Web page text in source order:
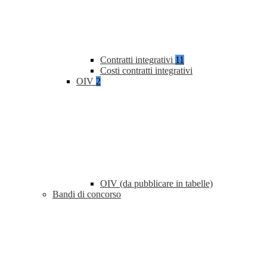
Contratti integrativi 11
Costi contratti integrativi
OIV 2
OIV (da pubblicare in tabelle)
Bandi di concorso